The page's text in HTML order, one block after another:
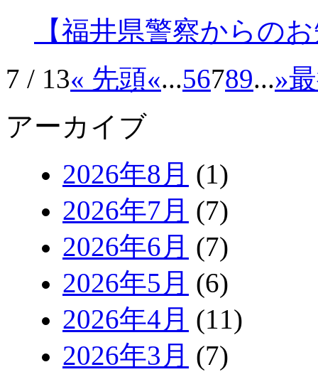
【福井県警察からの
7 / 13« 先頭«...56789...»
アーカイブ
2026年8月 (1)
2026年7月 (7)
2026年6月 (7)
2026年5月 (6)
2026年4月 (11)
2026年3月 (7)